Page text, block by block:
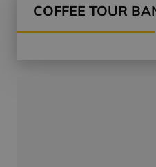
COFFEE TOUR